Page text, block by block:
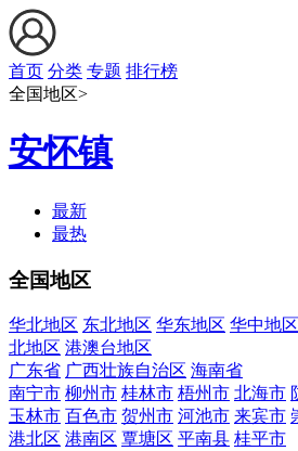
首页 分类 专题 排行榜
全国地区>
安怀镇
最新
最热
全国地区
华北地区 东北地区 华东地区 华中地区
北地区 港澳台地区
广东省 广西壮族自治区 海南省
南宁市 柳州市 桂林市 梧州市 北海市
玉林市 百色市 贺州市 河池市 来宾市
港北区 港南区 覃塘区 平南县 桂平市